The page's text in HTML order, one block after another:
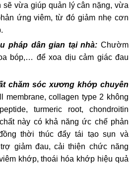
vừa giúp quản lý cân nặng, vừa
ứng viêm, từ đó giảm nhẹ cơn
pháp dân gian tại nhà: Chườm
bóp,… để xoa dịu cảm giác đau
chăm sóc xương khớp chuyên
membrane, collagen type 2 không
turmeric root, chondroitin
này có khả năng ức chế phản
thời thúc đẩy tái tạo sụn và
giảm đau, cải thiện chức năng
khớp, thoái hóa khớp hiệu quả